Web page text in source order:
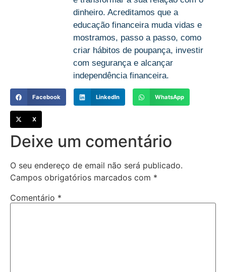
dinheiro. Acreditamos que a
educação financeira muda vidas e
mostramos, passo a passo, como
criar hábitos de poupança, investir
com segurança e alcançar
independência financeira.
Facebook LinkedIn WhatsApp
X
Deixe um comentário
O seu endereço de email não será publicado.
Campos obrigatórios marcados com *
Comentário *